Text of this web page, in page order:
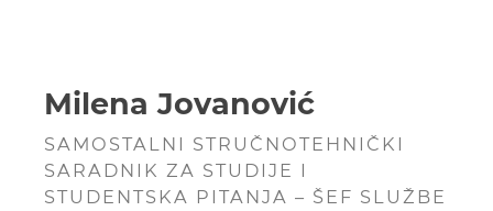
Milena Jovanović
SAMOSTALNI STRUČNOTEHNIČKI
SARADNIK ZA STUDIJE I
STUDENTSKA PITANJA – ŠEF SLUŽBE